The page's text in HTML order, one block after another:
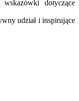
dotyczące
udział i inspirujące